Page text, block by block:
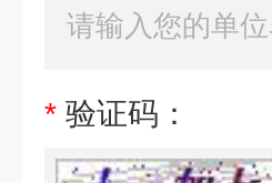
* 验证码：